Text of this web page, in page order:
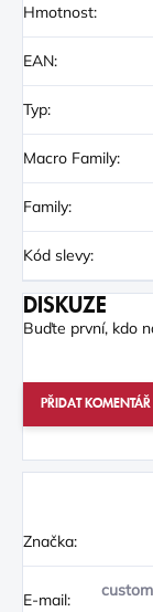
Hmotnost:
EAN:
Typ:
Macro Family:
Family:
Kód slevy:
DISKUZE
Buďte první, kdo
PŘIDAT KOMENTÁŘ
Značka:
E-mail: